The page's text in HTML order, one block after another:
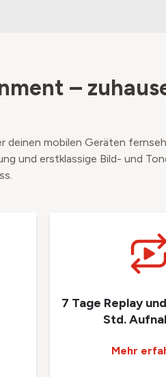
–
deinen mobilen Geräten
und erstklassige Bild- und
7 Tage Replay
Std.
Mehr